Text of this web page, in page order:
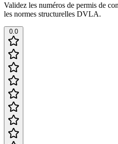
Validez les numéros de permis de
les normes structurelles DVLA.
0.0